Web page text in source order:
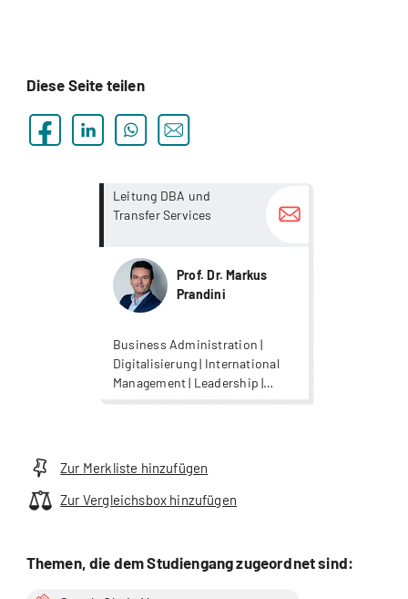
Diese Seite teilen
Leitung DBA und
Transfer Services
Prof. Dr. Markus
Prandini
Business Administration |
Digitalisierung | International
Management | Leadership |
Organisationsentwicklung |
more...
more...
Zur Merkliste hinzufügen
Zur Vergleichsbox hinzufügen
Themen, die dem Studiengang zugeordnet sind: